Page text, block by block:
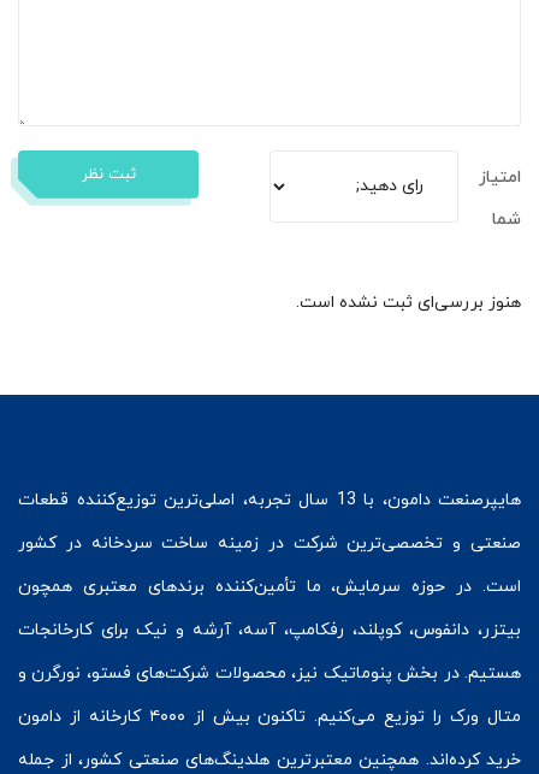
امتیاز
شما
ثبت نظر
هنوز بررسی‌ای ثبت نشده است.
هایپرصنعت
دامون، با 13 سال تجربه، اصلی‌ترین توزیع‌کننده قطعات
صنعتی و تخصصی‌ترین شرکت در زمینه ساخت سردخانه در کشور
است. در حوزه سرمایش، ما تأمین‌کننده برندهای معتبری همچون
بیتزر، دانفوس،کوپلند، رفکامپ، آسه، آرشه و نیک برای کارخانجات
هستیم. در بخش پنوماتیک نیز، محصولات شرکت‌های فستو، نورگرن و
متال ورک
را توزیع می‌کنیم. تاکنون بیش از ۴۰۰۰ کارخانه از دامون
خرید کرده‌اند. همچنین معتبرترین هلدینگ‌های صنعتی کشور، از جمله